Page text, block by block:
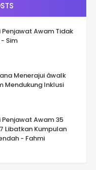
Penjawat Awam Tidak
Sim
Menerajui âwalk
Mendukung Inklusi
Penjawat Awam 35
Libatkan Kumpulan
- Fahmi